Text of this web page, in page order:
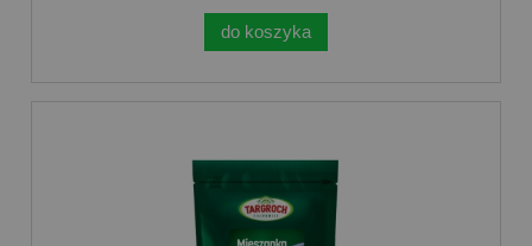
do koszyka